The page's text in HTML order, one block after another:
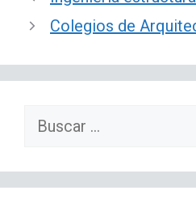
Colegios de
Buscar: